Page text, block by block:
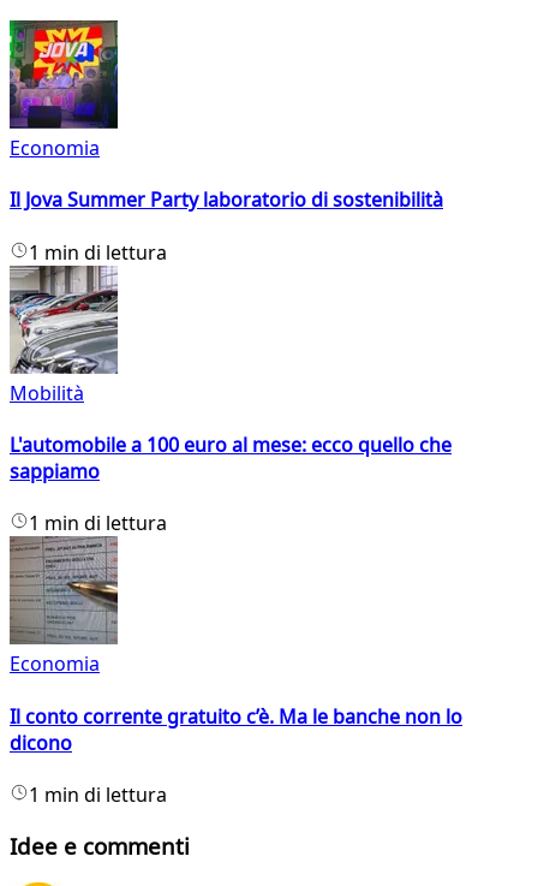
Economia
Il Jova Summer Party laboratorio di sostenibilità
1 min di lettura
Mobilità
L'automobile a 100 euro al mese: ecco quello che
sappiamo
1 min di lettura
Economia
Il conto corrente gratuito c’è. Ma le banche non lo
dicono
1 min di lettura
Idee e commenti